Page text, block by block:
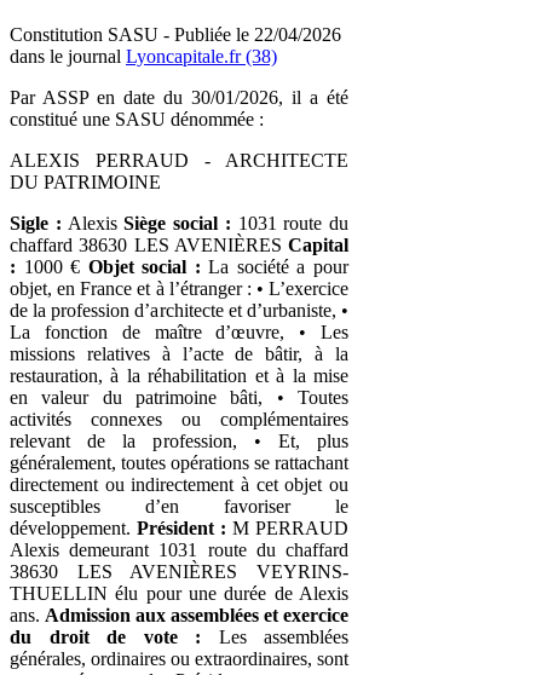
Constitution SASU - Publiée le 22/04/2026
dans le journal Lyoncapitale.fr (38)
Par ASSP en date du 30/01/2026, il a été
constitué une SASU dénommée :
ALEXIS PERRAUD - ARCHITECTE
DU PATRIMOINE
Sigle : AlexisSiège social : 1031 route du
chaffard 38630 LES AVENIÈRES Capital
: 1000 € Objet social : La société a pour
objet, en France et à l’étranger : • L’exercice
de la profession d’architecte et d’urbaniste, •
La fonction de maître d’œuvre, • Les
missions relatives à l’acte de bâtir, à la
restauration, à la réhabilitation et à la mise
en valeur du patrimoine bâti, • Toutes
activités connexes ou complémentaires
relevant de la profession, • Et, plus
généralement, toutes opérations se rattachant
directement ou indirectement à cet objet ou
susceptibles d’en favoriser le
développement. Président : M PERRAUD
Alexis demeurant 1031 route du chaffard
38630 LES AVENIÈRES VEYRINS-
THUELLIN élu pour une durée de Alexis
ans. Admission aux assemblées et exercice
du droit de vote : Les assemblées
générales, ordinaires ou extraordinaires, sont